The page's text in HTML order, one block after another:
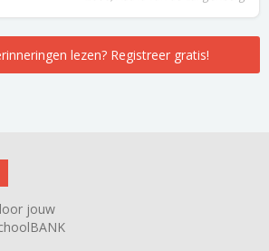
lezen? Registreer gratis!
jouw